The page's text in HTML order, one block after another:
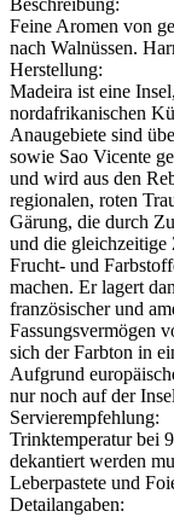
Feine Aromen von
nach Walnüssen.
Herstellung:
Madeira ist eine
nordafrikanischen
Anaugebiete sind
sowie Sao Vicente
und wird aus den
regionalen, roten
Gärung, die durch
und die gleichzeitige
Frucht- und
machen. Er lagert
französischer und
Fassungsvermögen
sich der Farbton in
Aufgrund
nur noch auf der
Servierempfehlung:
Trinktemperatur bei
dekantiert werden
Leberpastete und
Detailangaben: